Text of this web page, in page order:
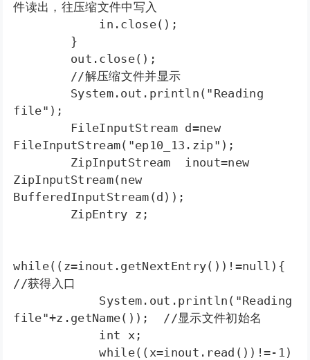
件读出，往压缩文件中写入
file");
FileInputStream("ep10_13.zip");
ZipInputStream(new
BufferedInputStream(d));
while((z=inout.getNextEntry())!=null){
//获得入口
file"+z.getName());  //显示文件初始名
            while((x=inout.read())!=-1)